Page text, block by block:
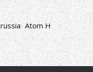
russia Atom H